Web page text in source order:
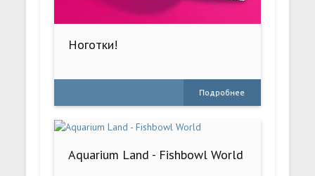
Ноготки!
Подробнее
Aquarium Land - Fishbowl World